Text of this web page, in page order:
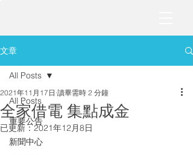
文章
All Posts
重要公告
新聞中心
All Posts
全家借電 集點成金
2021年11月17日 讀畢需時 2 分鐘
已更新：2021年12月8日